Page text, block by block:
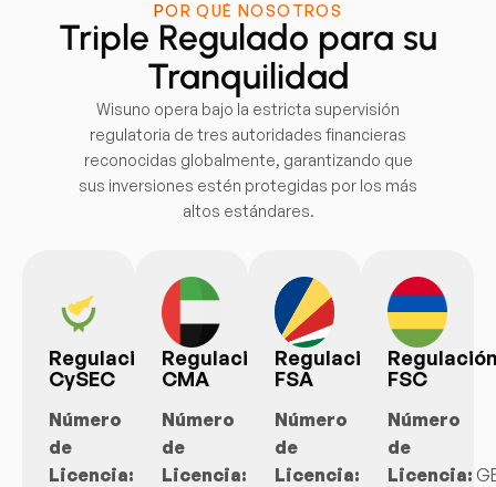
POR QUÉ NOSOTROS
Triple Regulado para su
Tranquilidad
Wisuno opera bajo la estricta supervisión
regulatoria de tres autoridades financieras
reconocidas globalmente, garantizando que
sus inversiones estén protegidas por los más
altos estándares.
Regulación
CySEC
Número
de
Licencia:
Regulación
CMA
Número
de
Licencia:
Regulación
FSA
Número
de
Licencia: SD178
FSC
Número
de
Licencia: